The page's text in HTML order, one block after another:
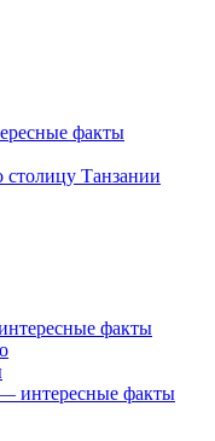
факты
Танзании
факты
интересные факты